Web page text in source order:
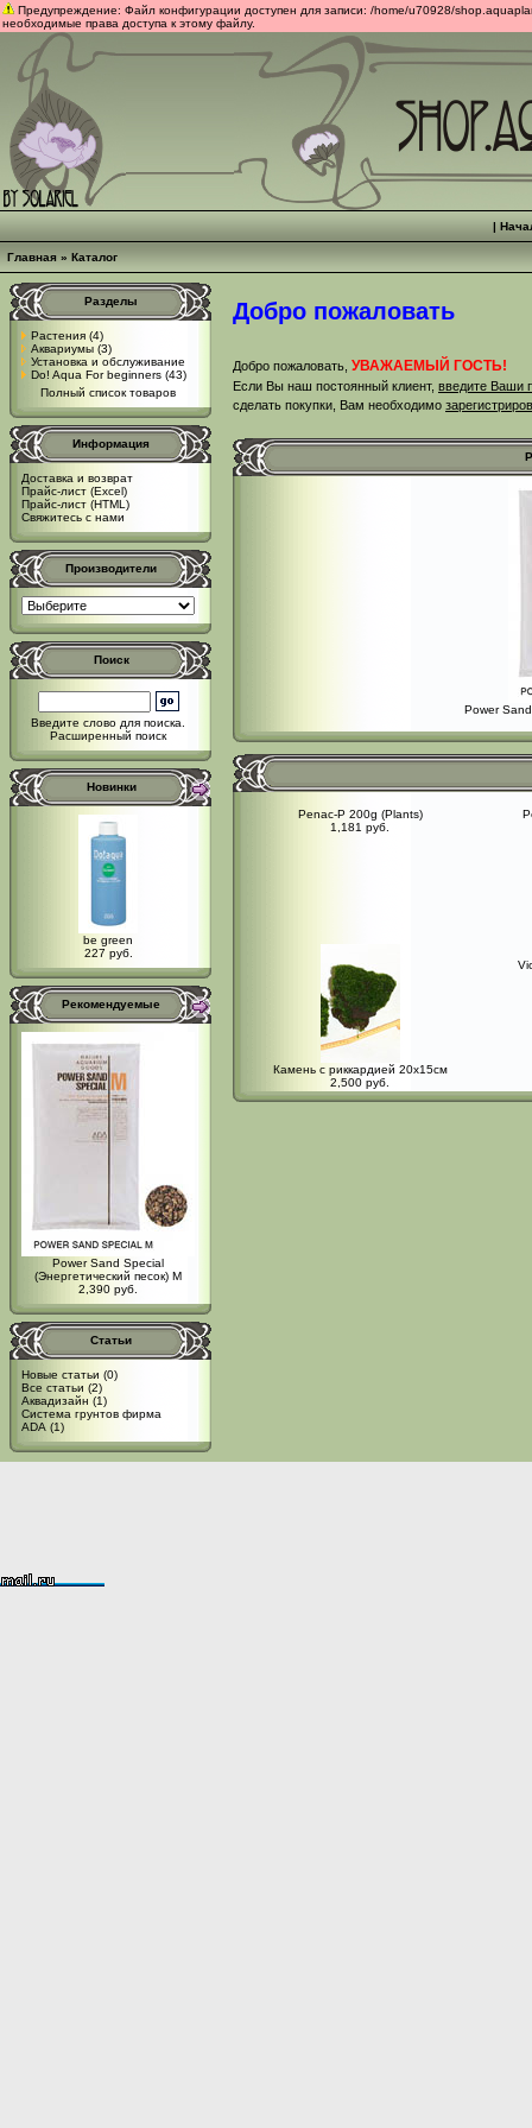
Предупреждение: Файл конфигурации доступен для записи: /home/u70928/
необходимые права доступа к этому файлу.
|
Главная » Каталог
Разделы
Растения (4)
Аквариумы (3)
Установка и обслуживание
Do! Aqua For beginners (43)
Полный список товаров
Информация
Доставка и возврат
Прайс-лист (Excel)
Прайс-лист (HTML)
Свяжитесь с нами
Производители
Поиск
Введите слово для поиска.
Расширенный поиск
Новинки
be green
227 руб.
Рекомендуемые
Power Sand Special
(Энергетический песок) M
2,390 руб.
Статьи
Новые статьи (0)
Все статьи (2)
Аквадизайн (1)
Система грунтов фирма
ADA (1)
Добро пожаловать
Добро пожаловать, УВАЖАЕМЫЙ ГОСТЬ!
Если Вы наш постоянный клиент, введите Ваши
сделать покупки, Вам необходимо
Power
Penac-P 200g (Plants)
1,181 руб.
Камень с риккардией 20x15см
2,500 руб.